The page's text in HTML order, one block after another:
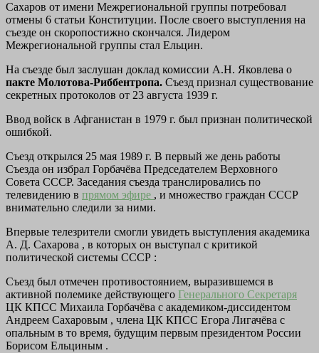
Сахаров от имени Межрегиональной группы потребовал
отмены 6 статьи Конституции. После своего выступления на
съезде он скоропостижно скончался. Лидером
Межрегиональной группы стал Ельцин.
На съезде был заслушан доклад комиссии А.Н. Яковлева о
пакте Молотова-Риббентропа. Съезд признал существование
секретных протоколов от 23 августа 1939 г.
Ввод войск в Афганистан в 1979 г. был признан политической
ошибкой.
Съезд открылся 25 мая 1989 г. В первый же день работы
Съезда он избрал Горбачёва Председателем Верховного
Совета СССР. Заседания съезда транслировались по
телевидению в прямом эфире , и множество граждан СССР
внимательно следили за ними.
Впервые телезрители смогли увидеть выступления академика
А. Д. Сахарова , в которых он выступал с критикой
политической системы СССР :
Съезд был отмечен противостоянием, выразившемся в
активной полемике действующего Генерального Секретаря
ЦК КПСС Михаила Горбачёва с академиком-диссидентом
Андреем Сахаровым , члена ЦК КПСС Егора Лигачёва с
опальным в то время, будущим первым президентом России
Борисом Ельциным .